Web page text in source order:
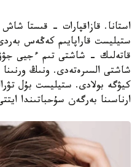
استانا. قازاقپارات - قىستا
ستيليست قاراپايىم كەڭەس
قاتەلىك - شاشتى تىم ءجيى
شاشتى السىرەتەدى. ونىڭ
ارناسىنا بەرگەن سۇحباتىندا